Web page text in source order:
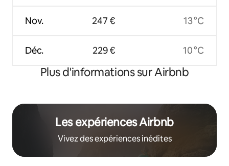
Nov.
Déc.
247 €
229 €
13 °C
10 °C
Plus d'informations sur Airbnb
Les expériences Airbnb
Vivez des expériences inédites